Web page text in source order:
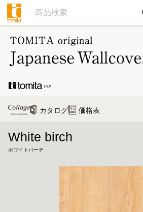
カタログ 価格表
White birch
ホワイトバーチ